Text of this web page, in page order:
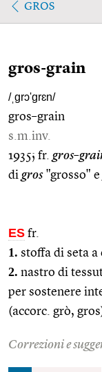
GROS
gros-grain
/ˌgrɔ'grɛn/
gros–grain
s.m.inv.
1935; fr.
di gros"grosso" e
ES fr.
1. stoffa di seta a
2. nastro di
per sostenere
(accorc. grò,
Correzioni e